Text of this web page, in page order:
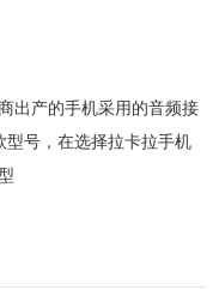
出产的手机采用的音频接
型号，在选择拉卡拉手机